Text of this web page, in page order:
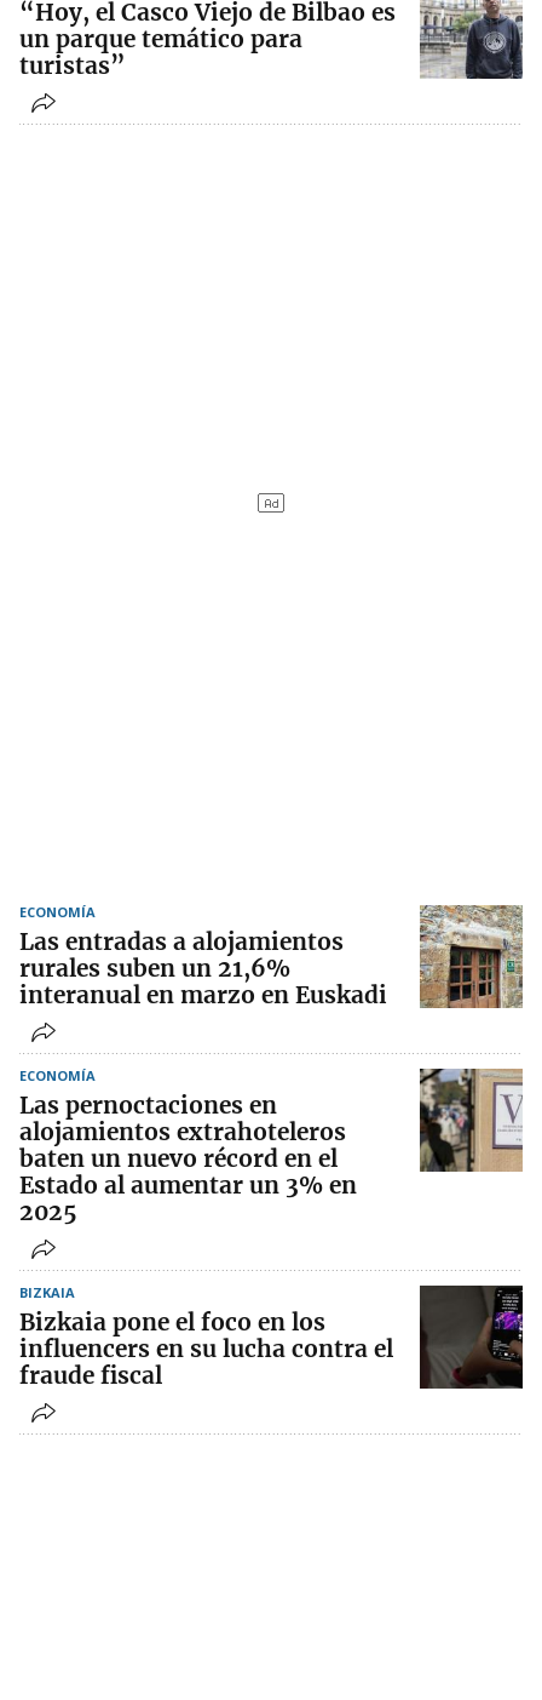
“Hoy, el Casco Viejo de Bilbao es
un parque temático para
turistas”
ECONOMÍA
Las entradas a alojamientos
rurales suben un 21,6%
interanual en marzo en Euskadi
ECONOMÍA
Las pernoctaciones en
alojamientos extrahoteleros
baten un nuevo récord en el
Estado al aumentar un 3% en
2025
BIZKAIA
Bizkaia pone el foco en los
influencers en su lucha contra el
fraude fiscal